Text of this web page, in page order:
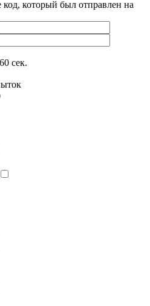
который был отправлен на
60 сек.